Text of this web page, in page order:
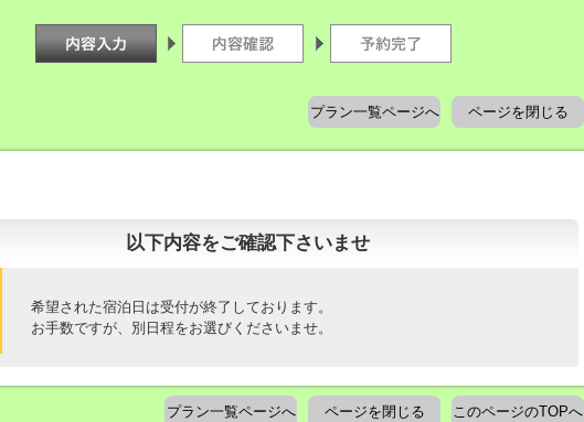
ページを閉じる
プラン一覧ページへ
以下内容をご確認下さいませ
希望された宿泊日は受付が終了しております。
お手数ですが、別日程をお選びくださいませ。
このページのTOPへ
ページを閉じる
プラン一覧ページへ